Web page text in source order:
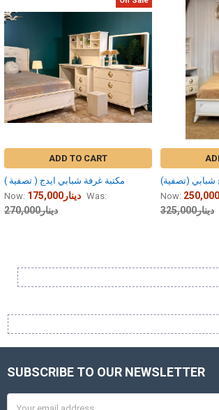
Related
ADD TO CART
مكتبة غرفة شبابي ايدج ( تصفية )
Now:
175,000دينار Was:
270,000دينار
شبابي (تصفية)
Now:
325,000دينار
Footer
SUBSCRIBE TO OUR NEWSLETTER